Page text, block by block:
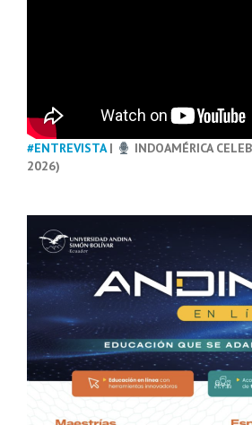
#ENTREVISTA|
INDOAMÉRICA
2026)